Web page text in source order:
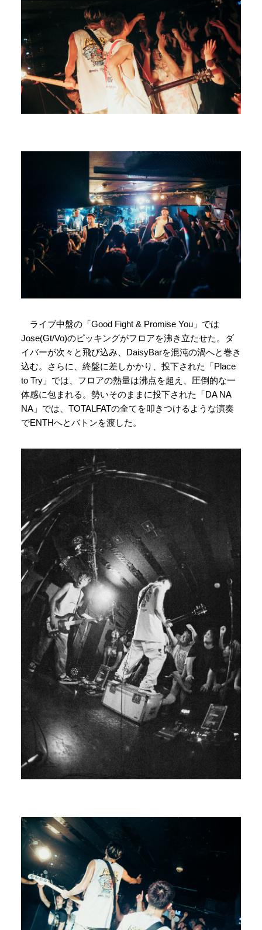
ライブ中盤の「Good Fight & Promise You」では
Jose(Gt/Vo)のピッキングがフロアを沸き立たせた。ダ
イバーが次々と飛び込み、DaisyBarを混沌の渦へと巻き
込む。さらに、終盤に差しかかり、投下された「Place
to Try」では、フロアの熱量は沸点を超え、圧倒的な一
体感に包まれる。勢いそのままに投下された「DA NA
NA」では、TOTALFATの全てを叩きつけるような演奏
でENTHへとバトンを渡した。